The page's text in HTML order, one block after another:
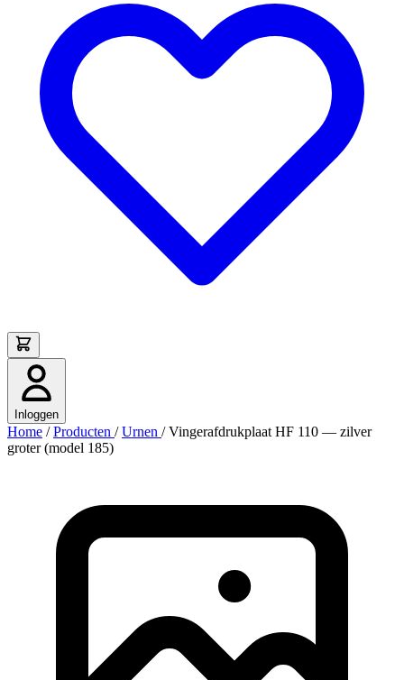
Inloggen
Home / Producten / Urnen / Vingerafdrukplaat HF 110 — zilver
groter (model 185)